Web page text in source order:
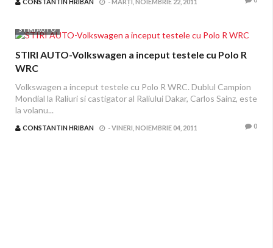
STIRI AUTO
STIRI AUTO-Volkswagen a inceput testele cu Polo R
WRC
Volkswagen a inceput testele cu Polo R WRC. Dublul Campion
Mondial la Raliuri si castigator al Raliului Dakar, Carlos Sainz, este
la volanu...
CONSTANTIN HRIBAN -VINERI, NOIEMBRIE 04, 2011 0